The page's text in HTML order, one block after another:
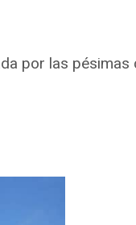
por las